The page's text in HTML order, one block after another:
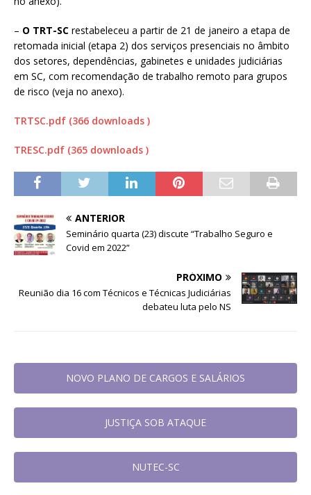
– O TRT-SC restabeleceu a partir de 21 de janeiro a etapa de
retomada inicial (etapa 2) dos serviços presenciais no âmbito
dos setores, dependências, gabinetes e unidades judiciárias
em SC, com recomendação de trabalho remoto para grupos
de risco (veja no anexo).
TRTSC.pdf (366 downloads )
TRESC.pdf (365 downloads )
ANTERIOR
Seminário quarta (23) discute “Trabalho Seguro e
Covid em 2022”
PRÓXIMO
Reunião dia 16 com Técnicos e Técnicas Judiciárias
debateu luta pelo NS
NOVO PLANO DE CARGOS E SALÁRIOS
JUSTIÇA SOB ATAQUE
NUTEC-SC